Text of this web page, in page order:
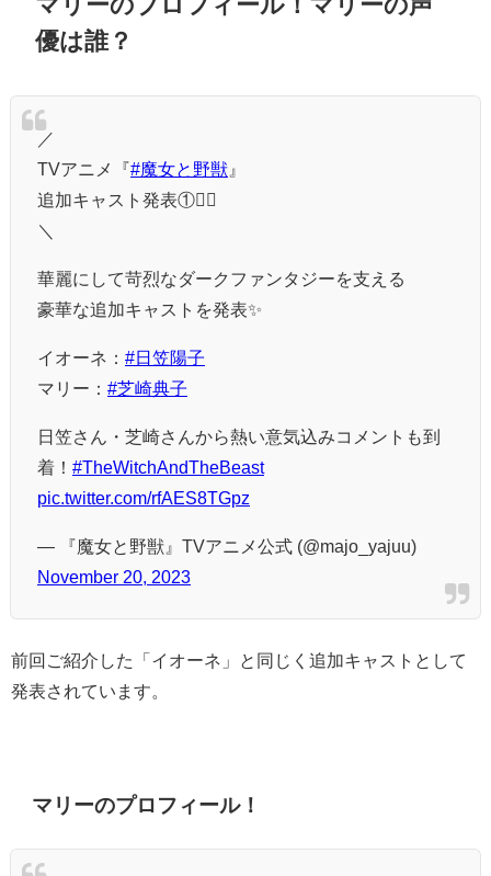
優は誰？
／
TVアニメ『#魔女と野獣 』
追加キャスト発表①🧙‍♀️
＼
華麗にして苛烈なダークファンタジーを支える
豪華な追加キャストを発表✨
イオーネ： #日笠陽子
マリー： #芝崎典子
日笠さん・芝崎さんから熱い意気込みコメントも到
着！ #TheWitchAndTheBeast
pic.twitter.com/rfAES8TGpz
— 『魔女と野獣』TVアニメ公式 (@majo_yajuu)
November 20, 2023
前回ご紹介した「イオーネ」と同じく追加キャストとして
発表されています。
マリーのプロフィール！